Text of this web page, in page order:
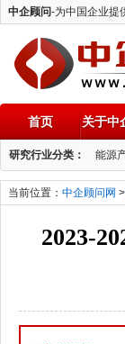
中企顾问-为中国企业提
中企顾问
首页 关于中
研究行业分类： 能源
当前位置： 中企顾问网 >
2023-